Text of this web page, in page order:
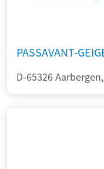
PASSAVANT-
D-65326